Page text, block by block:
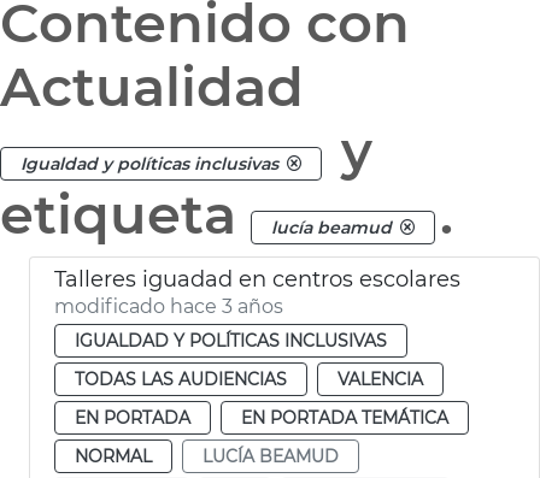
Contenido con
Actualidad
Igualdad y políticas inclusivas
y
etiqueta
lucía beamud .
Talleres iguadad en centros escolares
modificado hace 3 años
IGUALDAD Y POLÍTICAS INCLUSIVAS
TODAS LAS AUDIENCIAS
VALENCIA
EN PORTADA
EN PORTADA TEMÁTICA
NORMAL
LUCÍA BEAMUD